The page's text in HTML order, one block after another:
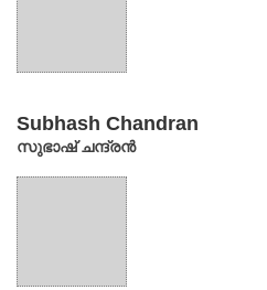
Subhash Chandran
സുഭാഷ് ചന്ദ്രൻ